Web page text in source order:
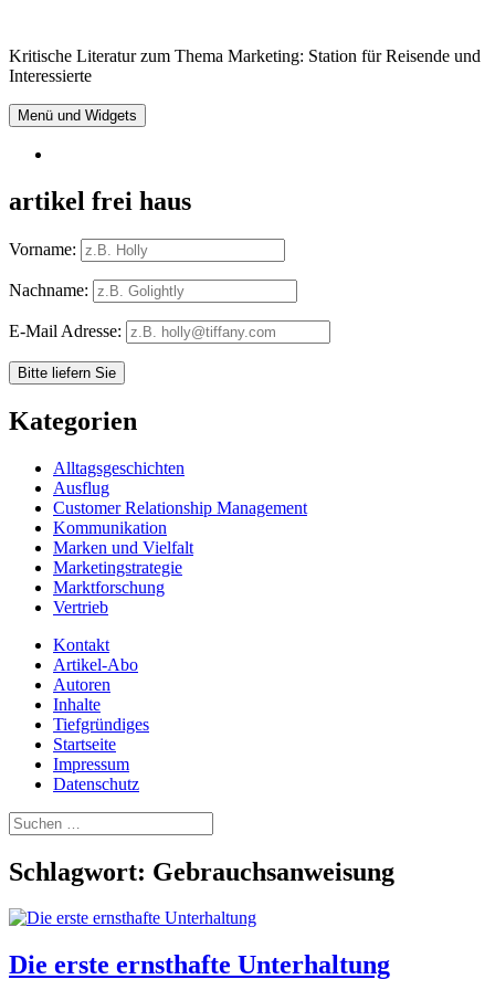
Inhalt
Kritische Literatur zum Thema Marketing: Station für Reisende und
Interessierte
Menü und Widgets
artikel frei haus
Vorname:
Nachname:
E-Mail Adresse:
Kategorien
Alltagsgeschichten
Ausflug
Customer Relationship Management
Kommunikation
Marken und Vielfalt
Marketingstrategie
Marktforschung
Vertrieb
Kontakt
Artikel-Abo
Autoren
Inhalte
Tiefgründiges
Startseite
Impressum
Datenschutz
Suchen
nach:
Schlagwort: Gebrauchsanweisung
Die erste ernsthafte Unterhaltung